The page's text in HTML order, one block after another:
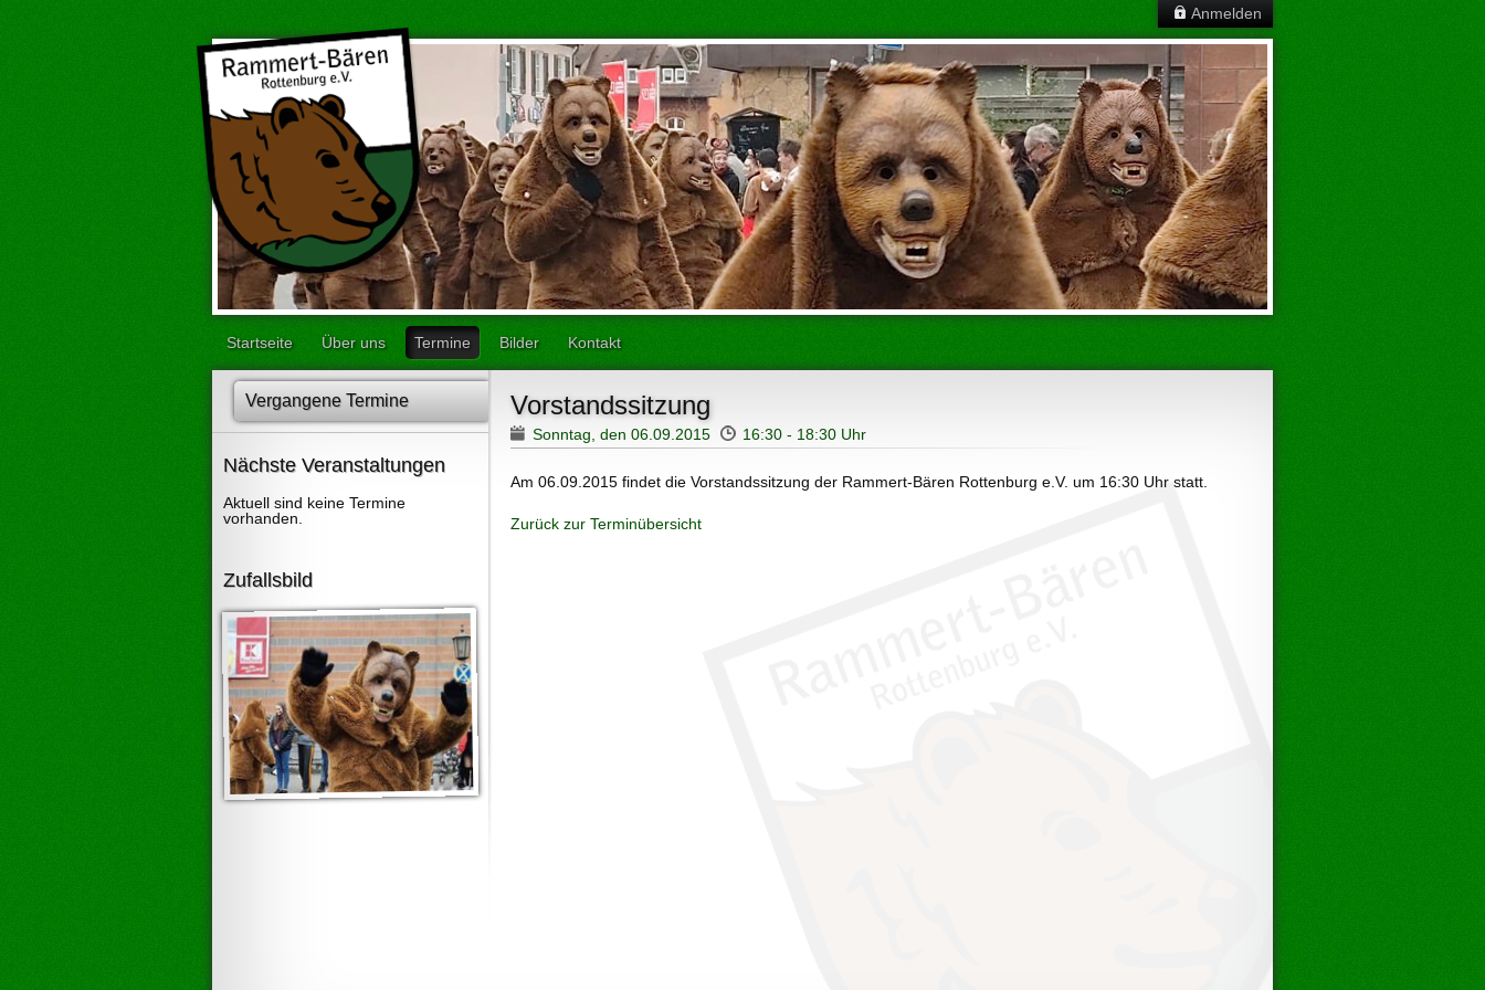
Anmelden
Startseite Über uns Termine Bilder Kontakt
Vergangene Termine
Nächste Veranstaltungen
Aktuell sind keine Termine
vorhanden.
Zufallsbild
Vorstandssitzung
Sonntag, den 06.09.2015 16:30 - 18:30 Uhr
Am 06.09.2015 findet die Vorstandssitzung der Rammert-Bären Rottenburg e.V. um 16:30 Uhr statt.
Zurück zur Terminübersicht